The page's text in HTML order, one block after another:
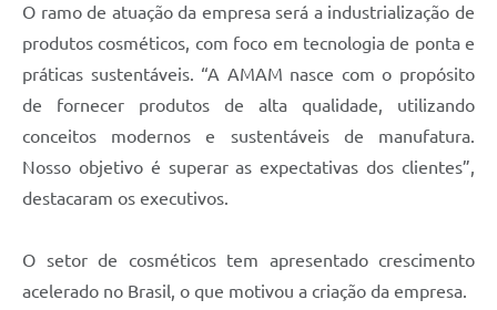
O ramo de atuação da empresa será a industrialização de
produtos cosméticos, com foco em tecnologia de ponta e
práticas sustentáveis. “A AMAM nasce com o propósito
de fornecer produtos de alta qualidade, utilizando
conceitos modernos e sustentáveis de manufatura.
Nosso objetivo é superar as expectativas dos clientes”,
destacaram os executivos.
O setor de cosméticos tem apresentado crescimento
acelerado no Brasil, o que motivou a criação da empresa.